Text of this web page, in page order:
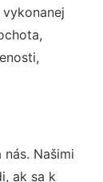
Našimi
ak sa k